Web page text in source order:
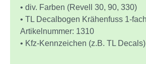
• div. Farben (Revell 30, 90, 330)
• TL Decalbogen Krähenfuss 1-
Artikelnummer: 1310
• Kfz-Kennzeichen (z.B. TL Decals)